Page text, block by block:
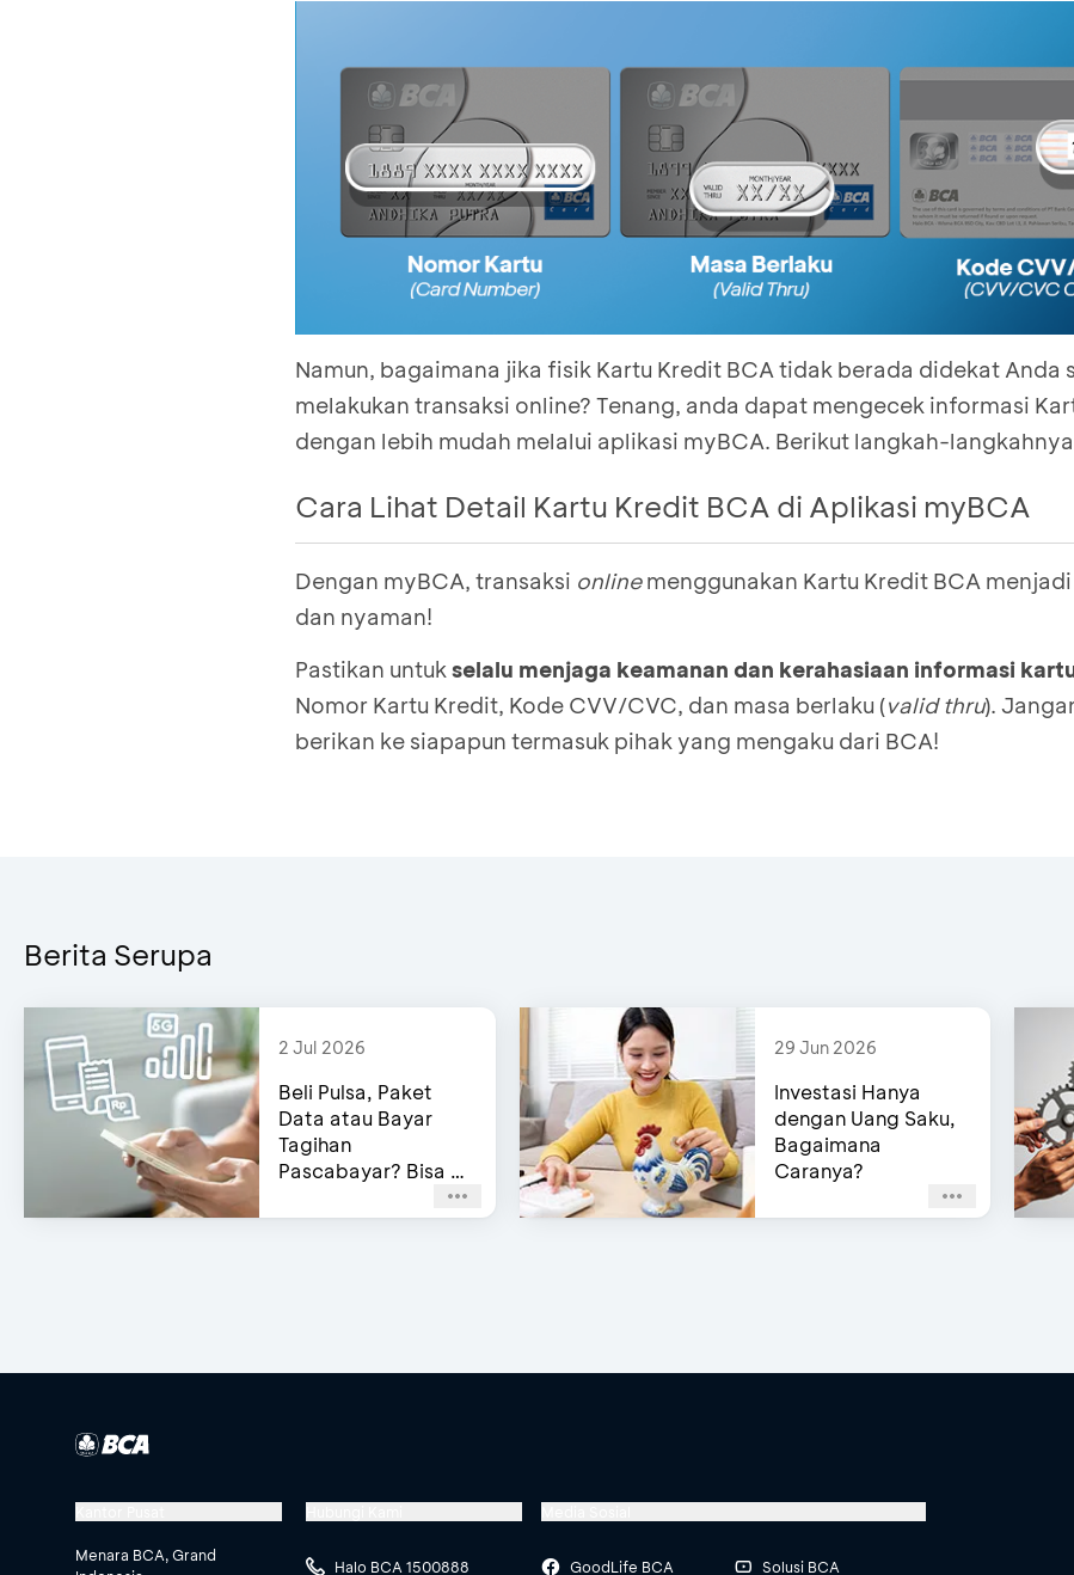
Namun, bagaimana jika fisik Kartu Kredit BCA tidak berada didekat Anda
melakukan transaksi online? Tenang, anda dapat mengecek informasi
dengan lebih mudah melalui aplikasi myBCA. Berikut langkah-
Cara Lihat Detail Kartu Kredit BCA di Aplikasi myBCA
Loginke myBCA
Pilihicon
Pilih Kartu Kredit yangingin dilihat
PilihLihat Detail Kartu
MasukkanPIN
Dengan myBCA, transaksi onlinemenggunakan Kartu Kredit BCA
dan nyaman!
Pastikan untukselalu menjaga keamanan dan kerahasiaan informasi
Nomor Kartu Kredit, Kode CVV/CVC, dan masa berlaku (valid thru).
berikan ke siapapun termasuk pihak yang mengaku dari BCA!
Berita Serupa
2 Jul 2026
Beli Pulsa, Paket
Data atau Bayar
Tagihan
Pascabayar? Bisa di
29 Jun 2026
Investasi Hanya
dengan Uang Saku,
Bagaimana
Caranya?
Menara BCA, Grand
Halo BCA 1500888 GoodLife BCA Solusi BCA